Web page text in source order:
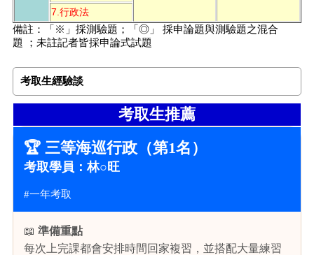
7.行政法
備註：「※」採測驗題；「◎」 採申論題與測驗題之混合
題 ；未註記者皆採申論式試題
考取生經驗談
考取生推薦
🏆 三等海巡行政（第1名）
考取學員：林○旺
#一年考取
📖 準備重點
每次上完課都會安排時間回家複習，並搭配大量練習